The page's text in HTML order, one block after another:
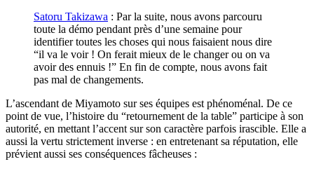
Satoru Takizawa : Par la suite, nous avons parcouru
toute la démo pendant près d’une semaine pour
identifier toutes les choses qui nous faisaient nous dire
“il va le voir ! On ferait mieux de le changer ou on va
avoir des ennuis !” En fin de compte, nous avons fait
pas mal de changements.
L’ascendant de Miyamoto sur ses équipes est phénoménal. De ce
point de vue, l’histoire du “retournement de la table” participe à son
autorité, en mettant l’accent sur son caractère parfois irascible. Elle a
aussi la vertu strictement inverse : en entretenant sa réputation, elle
prévient aussi ses conséquences fâcheuses :